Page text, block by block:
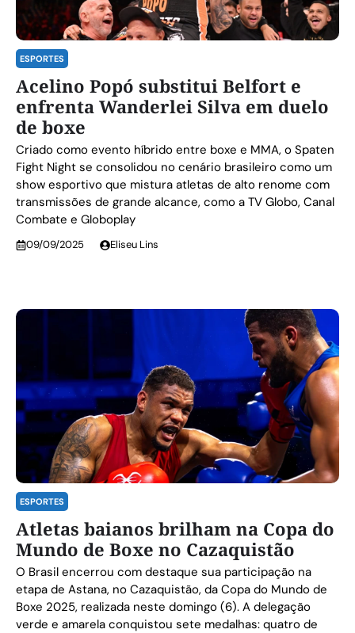
ESPORTES
Acelino Popó substitui Belfort e
enfrenta Wanderlei Silva em duelo
de boxe
Criado como evento híbrido entre boxe e MMA, o Spaten
Fight Night se consolidou no cenário brasileiro como um
show esportivo que mistura atletas de alto renome com
transmissões de grande alcance, como a TV Globo, Canal
Combate e Globoplay
09/09/2025 Eliseu Lins
ESPORTES
Atletas baianos brilham na Copa do
Mundo de Boxe no Cazaquistão
O Brasil encerrou com destaque sua participação na
etapa de Astana, no Cazaquistão, da Copa do Mundo de
Boxe 2025, realizada neste domingo (6). A delegação
verde e amarela conquistou sete medalhas: quatro de